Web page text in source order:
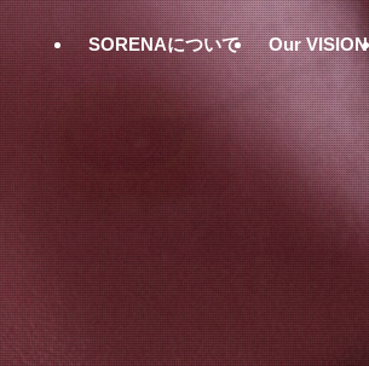
SORENAについて Our VISION